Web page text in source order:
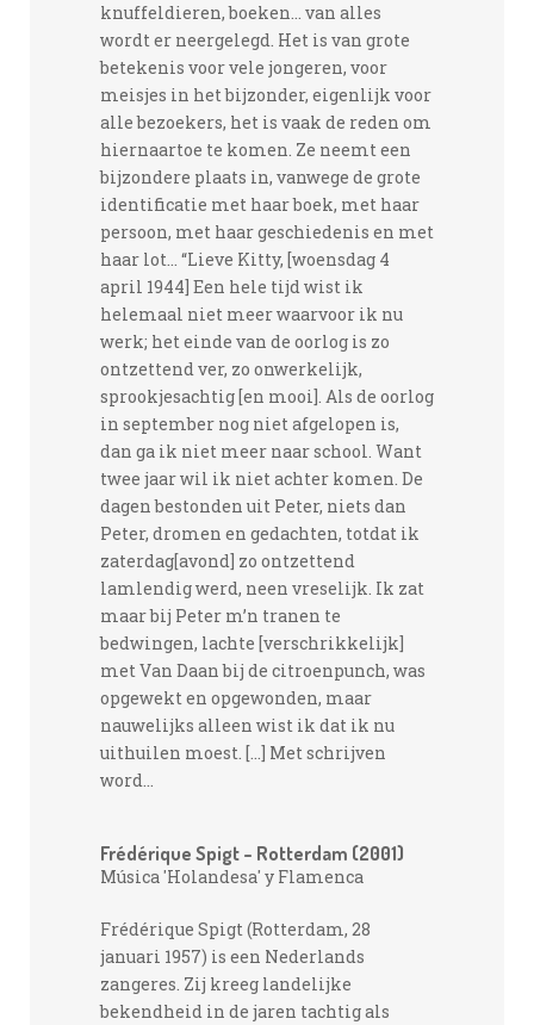
knuffeldieren, boeken… van alles
wordt er neergelegd. Het is van grote
betekenis voor vele jongeren, voor
meisjes in het bijzonder, eigenlijk voor
alle bezoekers, het is vaak de reden om
hiernaartoe te komen. Ze neemt een
bijzondere plaats in, vanwege de grote
identificatie met haar boek, met haar
persoon, met haar geschiedenis en met
haar lot… “Lieve Kitty, [woensdag 4
april 1944] Een hele tijd wist ik
helemaal niet meer waarvoor ik nu
werk; het einde van de oorlog is zo
ontzettend ver, zo onwerkelijk,
sprookjesachtig [en mooi]. Als de oorlog
in september nog niet afgelopen is,
dan ga ik niet meer naar school. Want
twee jaar wil ik niet achter komen. De
dagen bestonden uit Peter, niets dan
Peter, dromen en gedachten, totdat ik
zaterdag[avond] zo ontzettend
lamlendig werd, neen vreselijk. Ik zat
maar bij Peter m’n tranen te
bedwingen, lachte [verschrikkelijk]
met Van Daan bij de citroenpunch, was
opgewekt en opgewonden, maar
nauwelijks alleen wist ik dat ik nu
uithuilen moest. […] Met schrijven
word...
Frédérique Spigt – Rotterdam (2001)
Música 'Holandesa' y Flamenca
Frédérique Spigt (Rotterdam, 28
januari 1957) is een Nederlands
zangeres. Zij kreeg landelijke
bekendheid in de jaren tachtig als